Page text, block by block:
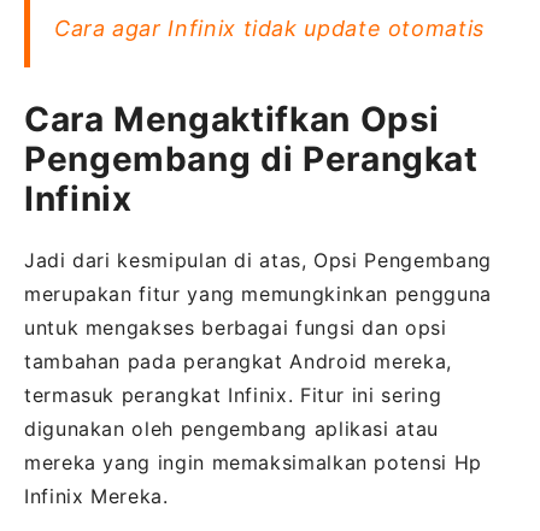
Cara agar Infinix tidak update otomatis
Cara Mengaktifkan Opsi
Pengembang di Perangkat
Infinix
Jadi dari kesmipulan di atas, Opsi Pengembang
merupakan fitur yang memungkinkan pengguna
untuk mengakses berbagai fungsi dan opsi
tambahan pada perangkat Android mereka,
termasuk perangkat Infinix. Fitur ini sering
digunakan oleh pengembang aplikasi atau
mereka yang ingin memaksimalkan potensi Hp
Infinix Mereka.